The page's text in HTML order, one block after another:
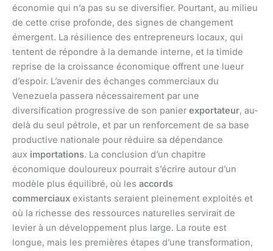
économie qui n’a pas su se diversifier. Pourtant, au milieu
de cette crise profonde, des signes de changement
émergent. La résilience des entrepreneurs locaux, qui
tentent de répondre à la demande interne, et la timide
reprise de la croissance économique offrent une lueur
d’espoir. L’avenir des échanges commerciaux du
Venezuela passera nécessairement par une
diversification progressive de son panier exportateur, au-
delà du seul pétrole, et par un renforcement de sa base
productive nationale pour réduire sa dépendance
aux importations. La conclusion d’un chapitre
économique douloureux pourrait s’écrire autour d’un
modèle plus équilibré, où les accords
commerciaux existants seraient pleinement exploités et
où la richesse des ressources naturelles servirait de
levier à un développement plus large. La route est
longue, mais les premières étapes d’une transformation,